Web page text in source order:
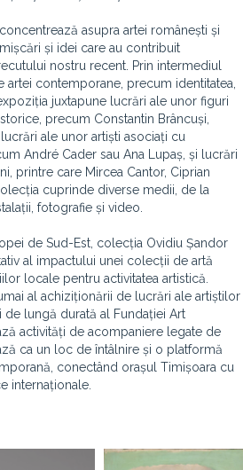
asupra artei românești și
și idei care au contribuit
nostru recent. Prin intermediul
artei contemporane, precum identitatea,
juxtapune lucrări ale unor figuri
precum Constantin Brâncuși,
ale unor artiști asociați cu
André Cader sau Ana Lupaș, și lucrări
printre care Mircea Cantor, Ciprian
cuprinde diverse medii, de la
fotografie și video.
de Sud-Est, colecția Ovidiu Șandor
al impactului unei colecții de artă
locale pentru activitatea artistică.
al achiziționării de lucrări ale artiștilor
lungă durată al Fundației Art
activități de acompaniere legate de
ca un loc de întâlnire și o platformă
conectând orașul Timișoara cu
internaționale.